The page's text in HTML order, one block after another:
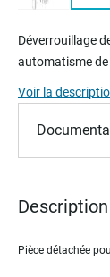
to
the
of
the
images
Déverrouillage
automatisme
Voir la
Description
Pièce détachée